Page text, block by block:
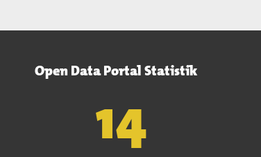
Open Data Portal Statistik
15